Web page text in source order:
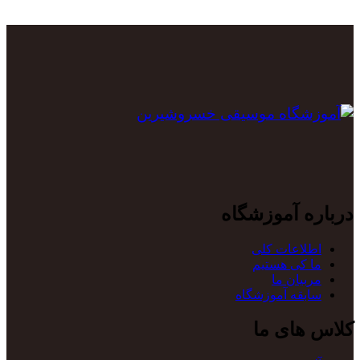
درباره آموزشگاه
اطلاعات کلی
ما کی هستیم
مربیان ما
سابقه آموزشگاه
کلاس های ما